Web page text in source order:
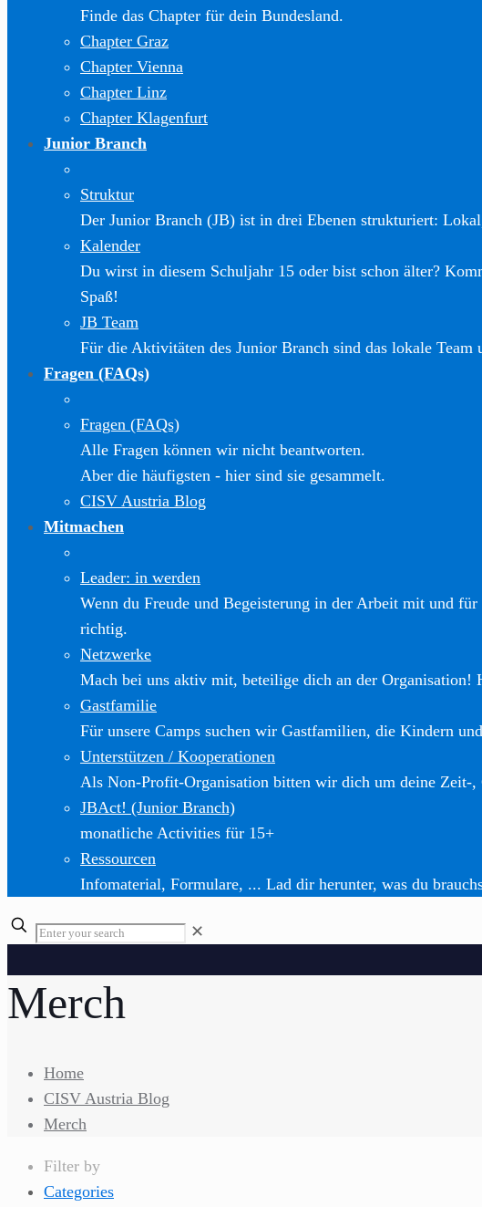
Finde das Chapter für dein Bundesland.
Chapter Graz
Chapter Vienna
Chapter Linz
Chapter Klagenfurt
Junior Branch
Struktur
Der Junior Branch (JB) ist in drei Ebenen strukturiert:
Kalender
Du wirst in diesem Schuljahr 15 oder bist schon älter?
Spaß!
JB Team
Für die Aktivitäten des Junior Branch sind das lokale
Fragen (FAQs)
Fragen (FAQs)
Alle Fragen können wir nicht beantworten.
Aber die häufigsten - hier sind sie gesammelt.
CISV Austria Blog
Mitmachen
Leader: in werden
Wenn du Freude und Begeisterung in der Arbeit mit und
richtig.
Netzwerke
Mach bei uns aktiv mit, beteilige dich an der
Gastfamilie
Für unsere Camps suchen wir Gastfamilien, die Kindern
Unterstützen / Kooperationen
Als Non-Profit-Organisation bitten wir dich um deine Zeit-,
JBAct! (Junior Branch)
monatliche Activities für 15+
Ressourcen
Infomaterial, Formulare, ... Lad dir herunter, was du
✕
Merch
Home
CISV Austria Blog
Merch
Filter by
Categories